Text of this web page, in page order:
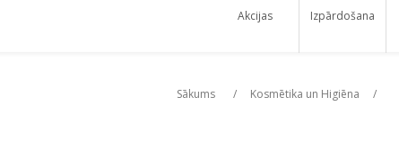
Akcijas Izpārdošana
Sākums / Kosmētika un Higiēna /